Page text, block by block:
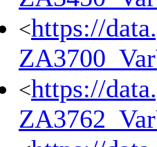
<https://
<https://